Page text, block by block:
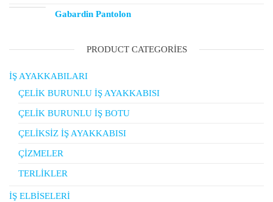
Gabardin Pantolon
PRODUCT CATEGORIES
İŞ AYAKKABILARI
ÇELİK BURUNLU İŞ AYAKKABISI
ÇELİK BURUNLU İŞ BOTU
ÇELİKSİZ İŞ AYAKKABISI
ÇİZMELER
TERLİKLER
İŞ ELBİSELERİ